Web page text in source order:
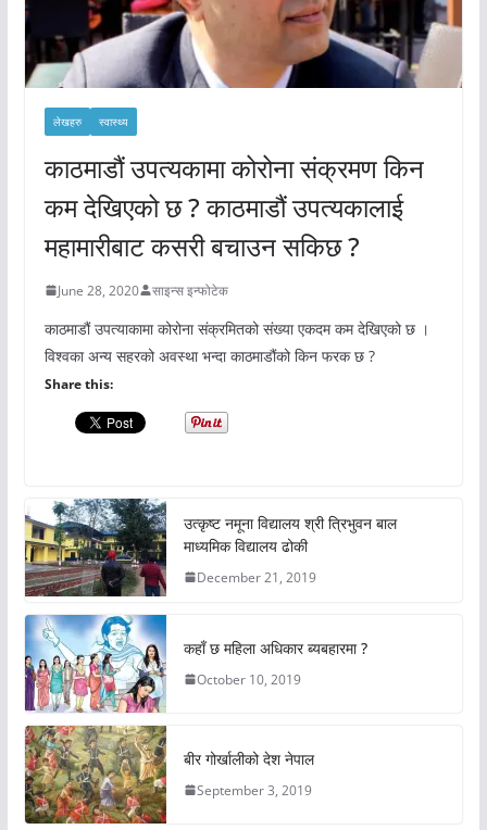
लेखहरु स्वास्थ्य
काठमाडौं उपत्यकामा कोरोना संक्रमण किन
कम देखिएको छ ? काठमाडौं उपत्यकालाई
महामारीबाट कसरी बचाउन सकिछ ?
June 28, 2020 साइन्स इन्फोटेक
काठमाडौं उपत्याकामा कोरोना संक्रमितको संख्या एकदम कम देखिएको छ ।
विश्वका अन्य सहरको अवस्था भन्दा काठमाडौंको किन फरक छ ?
Share this:
उत्कृष्ट नमूना विद्यालय श्री त्रिभुवन बाल
माध्यमिक विद्यालय ढोकी
December 21, 2019
कहाँ छ महिला अधिकार ब्यबहारमा ?
October 10, 2019
बीर गोर्खालीको देश नेपाल
September 3, 2019